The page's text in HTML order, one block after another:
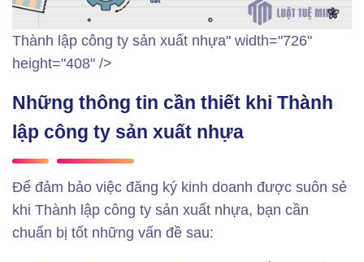
Thành lập công ty sản xuất nhựa" width="726"
height="408" />
Những thông tin cần thiết khi Thành
lập công ty sản xuất nhựa
Để đảm bảo việc đăng ký kinh doanh được suôn sẻ
khi Thành lập công ty sản xuất nhựa, bạn cần
chuẩn bị tốt những vấn đề sau: